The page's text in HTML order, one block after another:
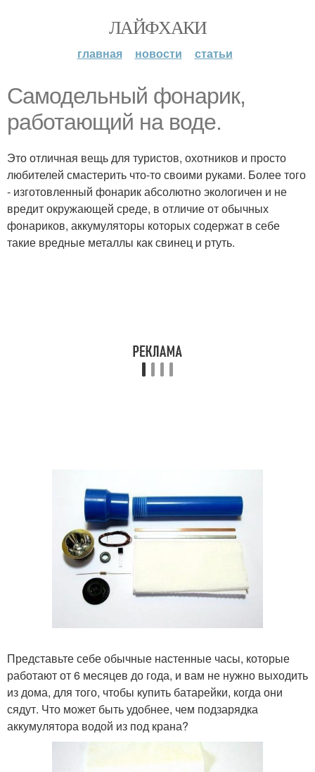
ЛАЙФХАКИ
главная новости статьи
Самодельный фонарик,
работающий на воде.
Это отличная вещь для туристов, охотников и просто
любителей смастерить что-то своими руками. Более того
- изготовленный фонарик абсолютно экологичен и не
вредит окружающей среде, в отличие от обычных
фонариков, аккумуляторы которых содержат в себе
такие вредные металлы как свинец и ртуть.
Представьте себе обычные настенные часы, которые
работают от 6 месяцев до года, и вам не нужно выходить
из дома, для того, чтобы купить батарейки, когда они
сядут. Что может быть удобнее, чем подзарядка
аккумулятора водой из под крана?